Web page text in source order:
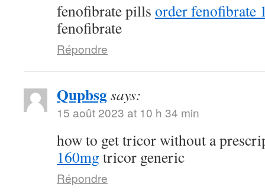
fenofibrate pills order fenofibrate
fenofibrate
Répondre
Qupbsgsays:
15 août 2023 at 10 h 34 min
how to get tricor without a
160mg tricor generic
Répondre